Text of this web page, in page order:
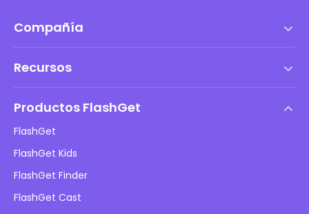
Compañía
Política de DMCA
Política de privacidad
Políticas de publicidad
No vendas mi información
Recursos
Seguridad infantil en línea
Descargar
Productos FlashGet
FlashGet
FlashGet Kids
FlashGet Finder
FlashGet Cast